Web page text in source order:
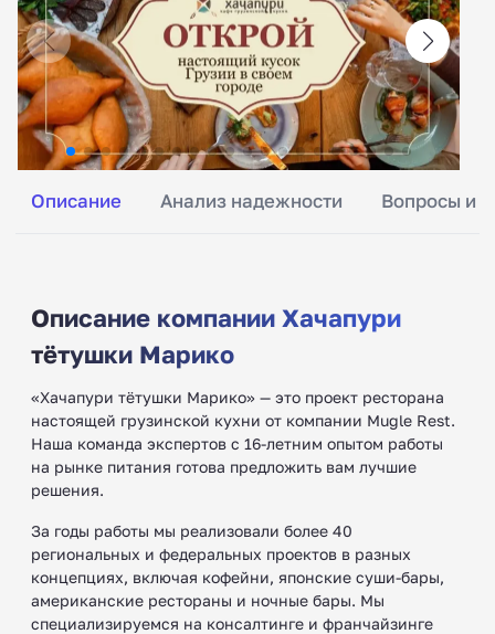
Описание Анализ надежности Вопросы и
Описание компании Хачапури
тётушки Марико
«Хачапури тётушки Марико» — это проект ресторана
настоящей грузинской кухни от компании Mugle Rest.
Наша команда экспертов с 16-летним опытом работы
на рынке питания готова предложить вам лучшие
решения.
За годы работы мы реализовали более 40
региональных и федеральных проектов в разных
концепциях, включая кофейни, японские суши-бары,
американские рестораны и ночные бары. Мы
специализируемся на консалтинге и франчайзинге